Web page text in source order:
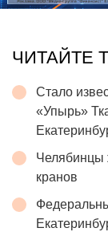
ЧИТАЙТЕ
Стало
«Упырь»
Челябинцы
кранов